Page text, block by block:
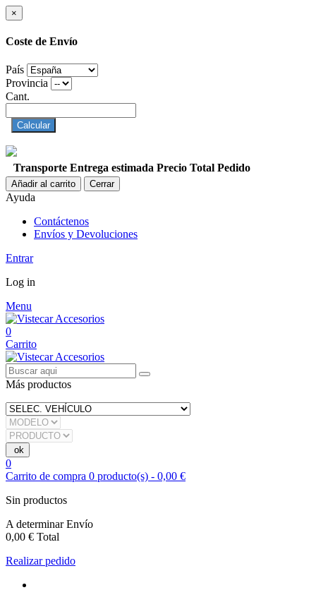
×
Coste de Envío
País
Provincia
Cant.
Calcular
Transporte Entrega estimada Precio Total Pedido
Añadir al carrito Cerrar
Ayuda
Contáctenos
Envíos y Devoluciones
Entrar
Log in
Menu
0
Carrito
Más productos
0
Carrito de compra 0 producto(s) - 0,00 €
Sin productos
A determinarEnvío
0,00 € Total
Realizar pedido